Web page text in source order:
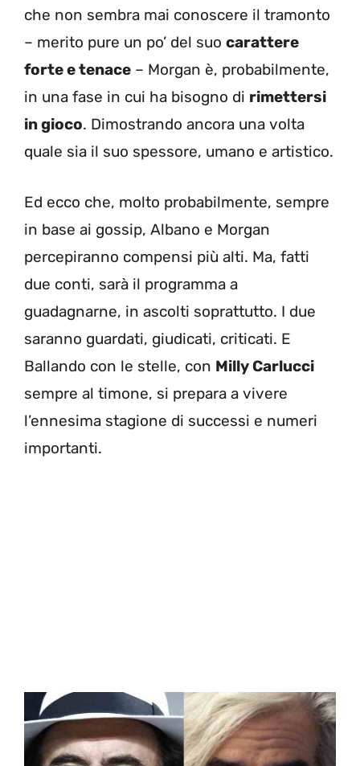
che non sembra mai conoscere il tramonto
– merito pure un po’ del suo carattere
forte e tenace – Morgan è, probabilmente,
in una fase in cui ha bisogno di rimettersi
in gioco. Dimostrando ancora una volta
quale sia il suo spessore, umano e artistico.
Ed ecco che, molto probabilmente, sempre
in base ai gossip, Albano e Morgan
percepiranno compensi più alti. Ma, fatti
due conti, sarà il programma a
guadagnarne, in ascolti soprattutto. I due
saranno guardati, giudicati, criticati. E
Ballando con le stelle, con Milly Carlucci
sempre al timone, si prepara a vivere
l’ennesima stagione di successi e numeri
importanti.